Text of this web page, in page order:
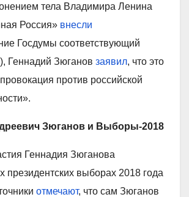
тела Владимира Ленина
Россия» внесли
Госдумы соответствующий
Геннадий Зюганов заявил, что это
против российской
Зюганов и Выборы-2018
Геннадия Зюганова
президентских выборах 2018 года
отмечают, что сам Зюганов